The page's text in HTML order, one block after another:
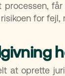
processen,
for fejl,
at oprette